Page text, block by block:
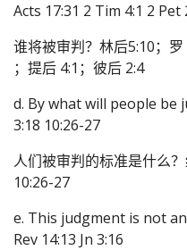
Acts 17:31 2 Tim 4:1 2 Pet
谁将被审判？林后5:10；
；提后 4:1；彼后 2:4
d. By what will people be
3:18 10:26-27
人们被审判的标准是什么？
10:26-27
e. This judgment is not an
Rev 14:13 Jn 3:16